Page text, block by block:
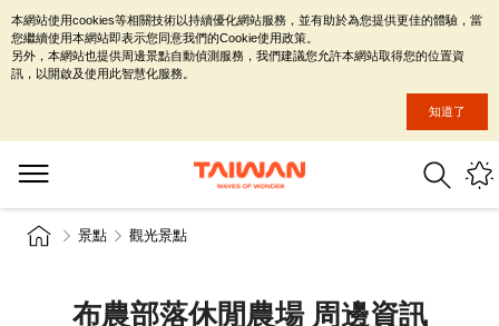
景點 觀光景點
布農部落休閒農場 周邊資訊
本網站使用cookies等相關技術以持續優化網站服務，並有助於為您提供更佳的體驗，當
您繼續使用本網站即表示您同意我們的Cookie使用政策。
另外，本網站也提供周邊景點自動偵測服務，我們建議您允許本網站取得您的位置資
訊，以開啟及使用此智慧化服務。
知道了